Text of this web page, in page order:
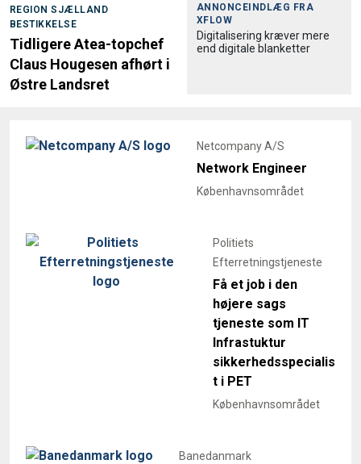
REGION SJÆLLAND
BESTIKKELSE
Tidligere Atea-topchef
Claus Hougesen afhørt i
Østre Landsret
ANNONCEINDLÆG FRA
XFLOW
Digitalisering kræver mere
end digitale blanketter
Netcompany A/S
Network Engineer
Københavnsområdet
Politiets
Efterretningstjeneste
Få et job i den
højere sags
tjeneste som IT
Infrastuktur
sikkerhedsspecialis
t i PET
Københavnsområdet
Banedanmark